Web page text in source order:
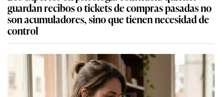
guardan recibos o tickets de compras pasadas no
son acumuladores, sino que tienen necesidad de
control